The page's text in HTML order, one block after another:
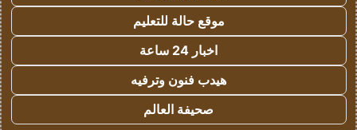
موقع حالة للتعليم
اخبار 24 ساعة
هيدب فنون وترفيه
صحيفة العالم